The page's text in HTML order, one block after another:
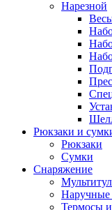
Нарезной
Рюкзаки и
Рюкзаки
Сумки
Снаряжение
Наручные
Термосы